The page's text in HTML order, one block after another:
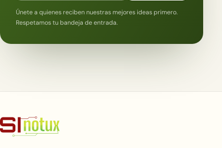
Únete a quienes reciben nuestras mejores ideas primero.
Respetamos tu bandeja de entrada.